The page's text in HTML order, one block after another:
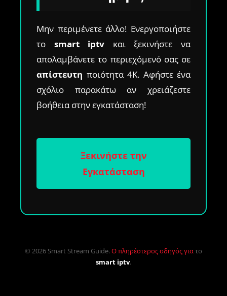
Μην περιμένετε άλλο! Ενεργοποιήστε
το smart iptv και ξεκινήστε να
απολαμβάνετε το περιεχόμενό σας σε
απίστευτη ποιότητα 4K. Αφήστε ένα
σχόλιο παρακάτω αν χρειάζεστε
βοήθεια στην εγκατάσταση!
Ξεκινήστε την
Εγκατάσταση
© 2026 Smart Stream Guide.Ο πληρέστερος οδηγός γιατο
smart iptv.